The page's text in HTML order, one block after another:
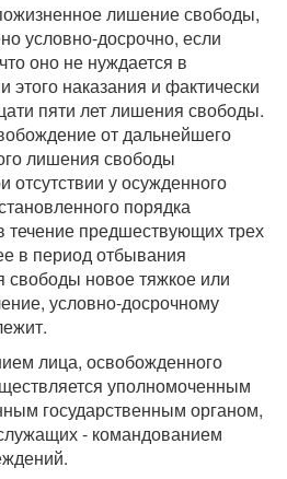
лишение свободы,
условно-досрочно, если
оно не нуждается в
наказания и фактически
пяти лет лишения свободы.
от дальнейшего
лишения свободы
отсутствии у осужденного
порядка
течение предшествующих трех
в период отбывания
свободы новое тяжкое или
условно-досрочному
лица, освобожденного
уполномоченным
государственным органом,
- командованием